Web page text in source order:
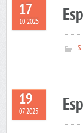
17
10 2025
19
07 2025